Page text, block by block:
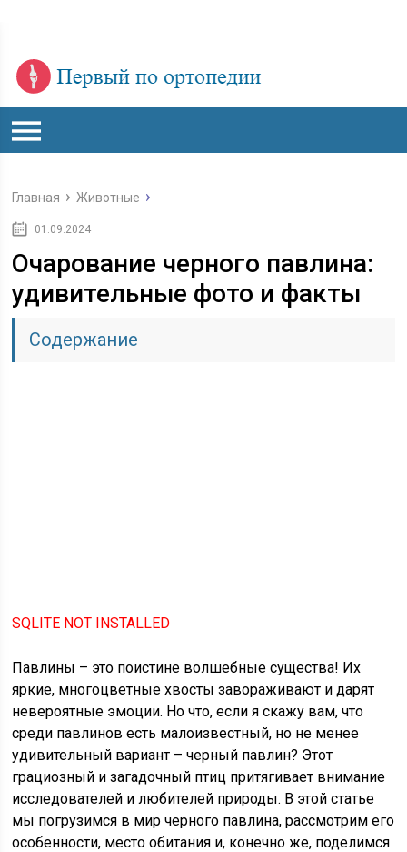
Главная Животные
01.09.2024
Очарование черного павлина:
удивительные фото и факты
Содержание
SQLITE NOT INSTALLED
Павлины – это поистине волшебные существа! Их
яркие, многоцветные хвосты завораживают и дарят
невероятные эмоции. Но что, если я скажу вам, что
среди павлинов есть малоизвестный, но не менее
удивительный вариант – черный павлин? Этот
грациозный и загадочный птиц притягивает внимание
исследователей и любителей природы. В этой статье
мы погрузимся в мир черного павлина, рассмотрим его
особенности, место обитания и, конечно же, поделимся